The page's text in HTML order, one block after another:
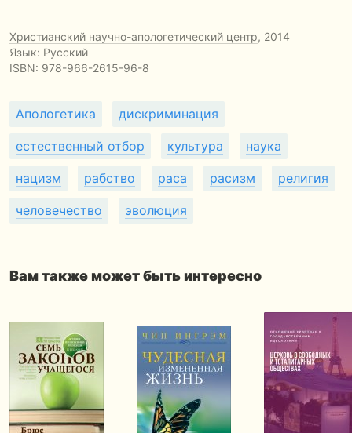
Христианский научно-апологетический центр, 2014
Язык: Русский
ISBN: 978-966-2615-96-8
Апологетика дискриминация
естественный отбор культура наука
нацизм рабство раса расизм религия
человечество эволюция
Вам также может быть интересно